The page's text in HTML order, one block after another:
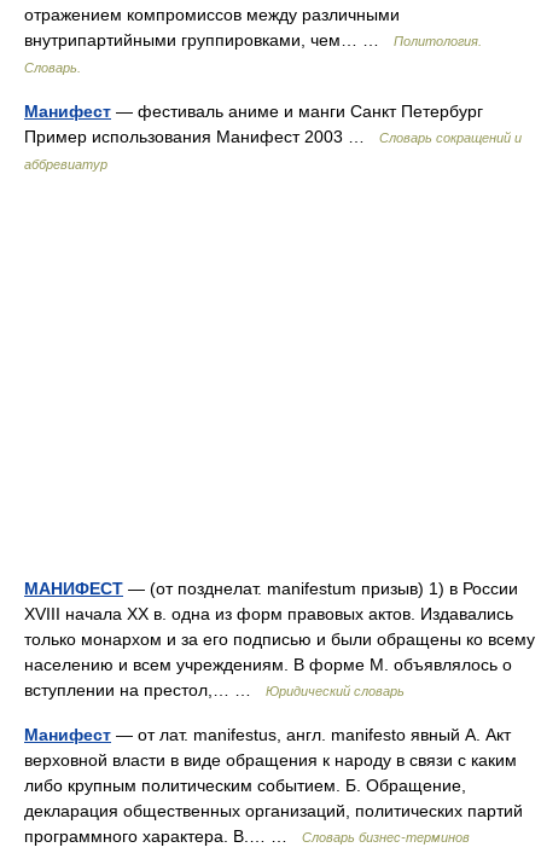
отражением компромиссов между различными
внутрипартийными группировками, чем… …
Политология.
Словарь.
Манифест — фестиваль аниме и манги Санкт Петербург
Пример использования Манифест 2003 …
Словарь сокращений и
аббревиатур
МАНИФЕСТ — (от позднелат. manifestum призыв) 1) в России
XVIII начала XX в. одна из форм правовых актов. Издавались
только монархом и за его подписью и были обращены ко всему
населению и всем учреждениям. В форме М. объявлялось о
вступлении на престол,… …
Юридический словарь
Манифест — от лат. manifestus, англ. manifesto явный А. Акт
верховной власти в виде обращения к народу в связи с каким
либо крупным политическим событием. Б. Обращение,
декларация общественных организаций, политических партий
программного характера. В.… …
Словарь бизнес-терминов